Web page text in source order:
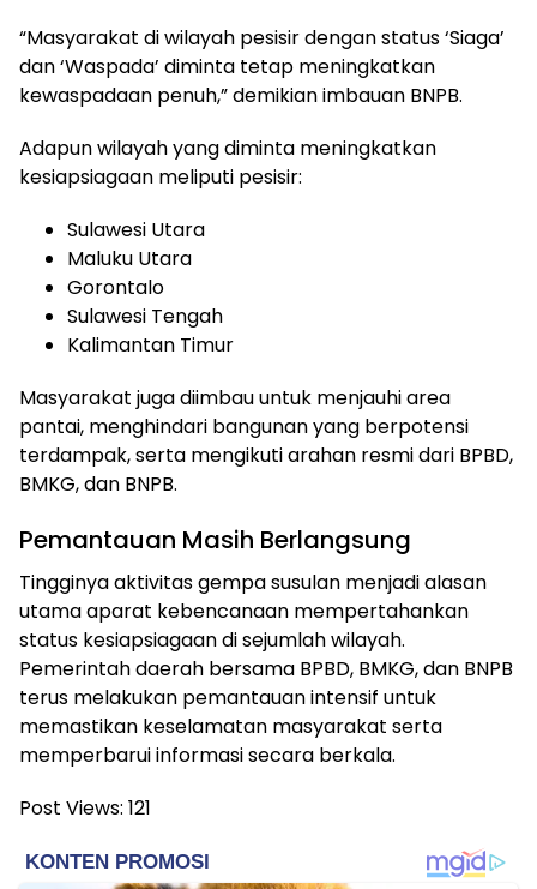
“Masyarakat di wilayah pesisir dengan status ‘Siaga’
dan ‘Waspada’ diminta tetap meningkatkan
kewaspadaan penuh,” demikian imbauan BNPB.
Adapun wilayah yang diminta meningkatkan
kesiapsiagaan meliputi pesisir:
Sulawesi Utara
Maluku Utara
Gorontalo
Sulawesi Tengah
Kalimantan Timur
Masyarakat juga diimbau untuk menjauhi area
pantai, menghindari bangunan yang berpotensi
terdampak, serta mengikuti arahan resmi dari BPBD,
BMKG, dan BNPB.
Pemantauan Masih Berlangsung
Tingginya aktivitas gempa susulan menjadi alasan
utama aparat kebencanaan mempertahankan
status kesiapsiagaan di sejumlah wilayah.
Pemerintah daerah bersama BPBD, BMKG, dan BNPB
terus melakukan pemantauan intensif untuk
memastikan keselamatan masyarakat serta
memperbarui informasi secara berkala.
Post Views: 121